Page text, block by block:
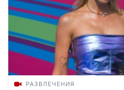
РАЗВЛЕЧЕНИЯ